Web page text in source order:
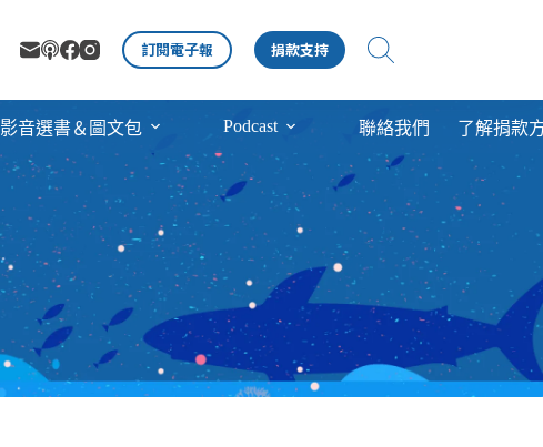
訂閱電子報 捐款支持
影音選書＆圖文包 Podcast 聯絡我們 了解捐款